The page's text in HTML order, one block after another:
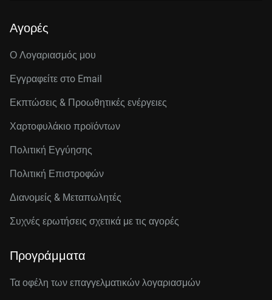
Αγορές
Ο Λογαριασμός μου
Εγγραφείτε στo Email
Εκπτώσεις & Προωθητικές ενέργειες
Χαρτοφυλάκιο προϊόντων
Πολιτική Εγγύησης
Πολιτική Επιστροφών
Διανομείς & Μεταπωλητές
Συχνές ερωτήσεις σχετικά με τις αγορές
Προγράμματα
Τα οφέλη των επαγγελματικών λογαριασμών